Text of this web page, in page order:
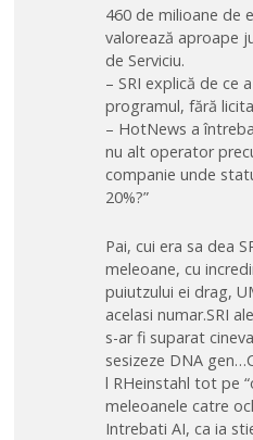
460 de milioane de
valorează aproape
de Serviciu.
– SRI explică de ce
programul, fără
– HotNews a
nu alt operator
companie unde
20%?”
Pai, cui era sa dea
meleoane, cu
puiutzului ei drag,
acelasi numar.SRI
s-ar fi suparat
sesizeze DNA
l RHeinstahl tot pe
meleoanele catre
Intrebati AI, ca ia